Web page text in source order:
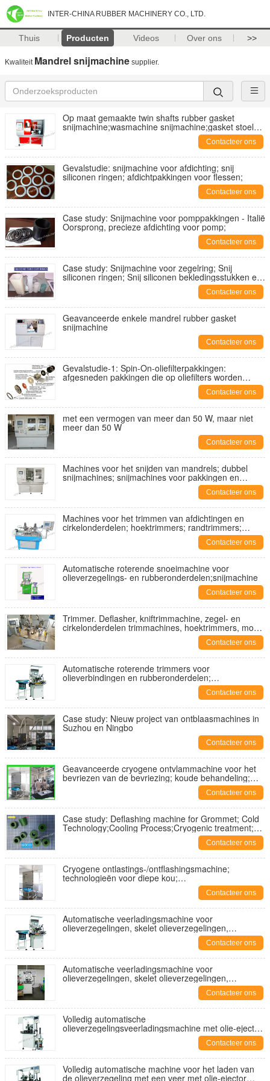
INTER-CHINA RUBBER MACHINERY CO., LTD.
Thuis Producten Videos Over ons >>
Kwaliteit Mandrel snijmachine supplier.
Op maat gemaakte twin shafts rubber gasket
snijmachine;wasmachine snijmachine;gasket stoel
Contacteer ons
Gevalstudie: snijmachine voor afdichting; snij
siliconen ringen; afdichtpakkingen voor flessen;
Contacteer ons
Case study: Snijmachine voor pomppakkingen - Italië
Oorsprong, precieze afdichting voor pomp;
Contacteer ons
Case study: Snijmachine voor zegelring; Snij
siliconen ringen; Snij siliconen bekledingsstukken en
Contacteer ons
Geavanceerde enkele mandrel rubber gasket
snijmachine
Contacteer ons
Gevalstudie-1: Spin-On-oliefilterpakkingen:
afgesneden pakkingen die op oliefilters worden
Contacteer ons
met een vermogen van meer dan 50 W, maar niet
meer dan 50 W
Contacteer ons
Machines voor het snijden van mandrels; dubbel
snijmachines; snijmachines voor pakkingen en
wasmachines; pakkingsnijmachines; Contacteer ons
Machines voor het trimmen van afdichtingen en
cirkelonderdelen; hoektrimmers; randtrimmers;
Contacteer ons
Automatische roterende snoeimachine voor
olieverzegelings- en rubberonderdelen;snijmachine
Contacteer ons
Trimmer. Deflasher, kniftrimmachine, zegel- en
cirkelonderdelen trimmachines, hoektrimmers, model
Contacteer ons
Automatische roterende trimmers voor
olieverbindingen en rubberonderdelen;
vacuümtrimmers; rubbertrimmers; hoektrimmers
Contacteer ons
Case study: Nieuw project van ontblaasmachines in
Suzhou en Ningbo
Contacteer ons
Geavanceerde cryogene ontvlammachine voor het
bevriezen van de bevriezing; koude behandeling;
Contacteer ons
Case study: Deflashing machine for Grommet; Cold
Technology;Cooling Process;Cryogenic treatment;
Contacteer ons
Cryogene ontlastings-/ontflashingsmachine;
technologieën voor diepe kou;
stikstofontlastingsmachine; ontlastingsmachine voor
Contacteer ons
Automatische veerladingsmachine voor
olieverzegelingen, skelet olieverzegelingen,
hydraulische olieverzegelingen, voor Contacteer ons
Automatische veerladingsmachine voor
olieverzegelingen, skelet olieverzegelingen,
hydraulische olieverzegelingen, voor Contacteer ons
Volledig automatische
olieverzegelingsveerladingsmachine met olie-ejector,
veervoedingsmachine voor olieverzegeling;Contacteer ons
Volledig automatische machine voor het laden van
de olieverzegeling met een veer met olie-ejector